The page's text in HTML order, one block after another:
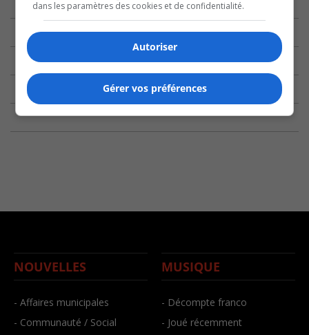
NOUVELLES
- Affaires municipales
- Communauté / Social
MUSIQUE
- Décompte franco
- Joué récemment
dans les paramètres des cookies et de confidentialité.
Autoriser
Gérer vos préférences